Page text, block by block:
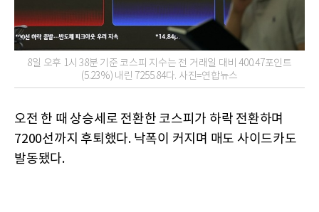
8일 오후 1시 38분 기준 코스피 지수는 전 거래일 대비 400.47포인트
(5.23%) 내린 7255.84다. 사진=연합뉴스
오전 한 때 상승세로 전환한 코스피가 하락 전환하며
7200선까지 후퇴했다. 낙폭이 커지며 매도 사이드카도
발동됐다.